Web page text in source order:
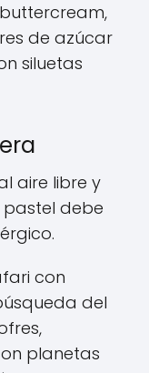
de azúcar
siluetas
aire libre y
pastel debe
con
del
planetas